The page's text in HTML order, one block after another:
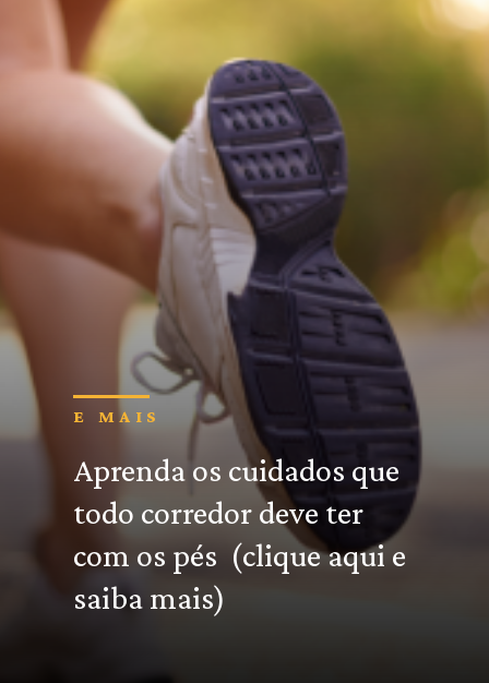
Aprenda os cuidados que
todo corredor deve ter
com os pés (clique aqui e
saiba mais)
E MAIS